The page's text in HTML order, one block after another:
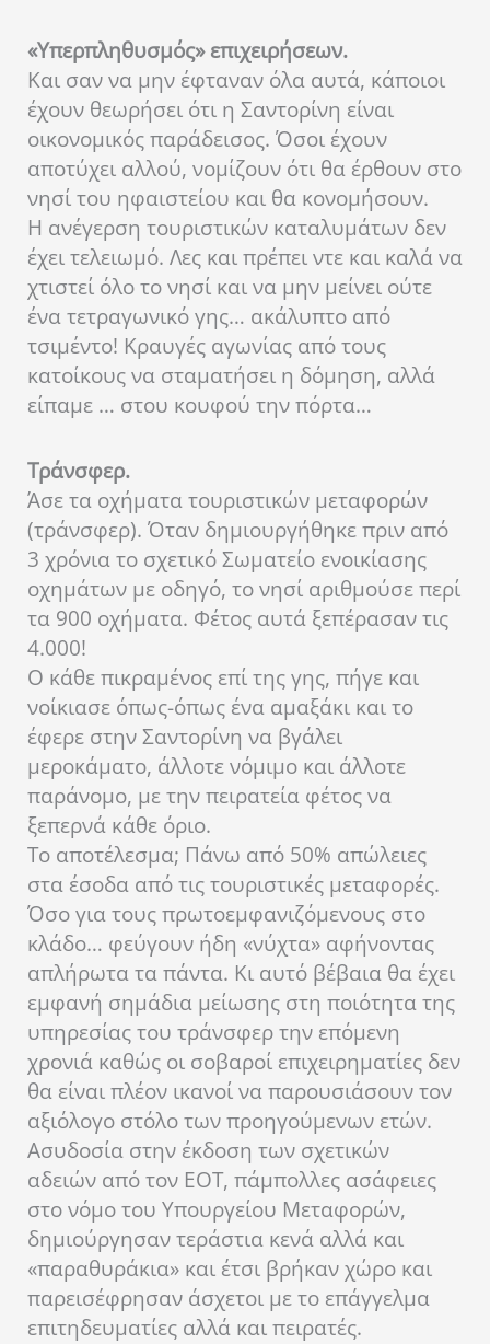
«Υπερπληθυσμός» επιχειρήσεων.
Και σαν να μην έφταναν όλα αυτά, κάποιοι
έχουν θεωρήσει ότι η Σαντορίνη είναι
οικονομικός παράδεισος. Όσοι έχουν
αποτύχει αλλού, νομίζουν ότι θα έρθουν στο
νησί του ηφαιστείου και θα κονομήσουν.
Η ανέγερση τουριστικών καταλυμάτων δεν
έχει τελειωμό. Λες και πρέπει ντε και καλά να
χτιστεί όλο το νησί και να μην μείνει ούτε
ένα τετραγωνικό γης… ακάλυπτο από
τσιμέντο! Κραυγές αγωνίας από τους
κατοίκους να σταματήσει η δόμηση, αλλά
είπαμε … στου κουφού την πόρτα…
Τράνσφερ.
Άσε τα οχήματα τουριστικών μεταφορών
(τράνσφερ). Όταν δημιουργήθηκε πριν από
3 χρόνια το σχετικό Σωματείο ενοικίασης
οχημάτων με οδηγό, το νησί αριθμούσε περί
τα 900 οχήματα. Φέτος αυτά ξεπέρασαν τις
4.000!
Ο κάθε πικραμένος επί της γης, πήγε και
νοίκιασε όπως-όπως ένα αμαξάκι και το
έφερε στην Σαντορίνη να βγάλει
μεροκάματο, άλλοτε νόμιμο και άλλοτε
παράνομο, με την πειρατεία φέτος να
ξεπερνά κάθε όριο.
Το αποτέλεσμα; Πάνω από 50% απώλειες
στα έσοδα από τις τουριστικές μεταφορές.
Όσο για τους πρωτοεμφανιζόμενους στο
κλάδο… φεύγουν ήδη «νύχτα» αφήνοντας
απλήρωτα τα πάντα. Κι αυτό βέβαια θα έχει
εμφανή σημάδια μείωσης στη ποιότητα της
υπηρεσίας του τράνσφερ την επόμενη
χρονιά καθώς οι σοβαροί επιχειρηματίες δεν
θα είναι πλέον ικανοί να παρουσιάσουν τον
αξιόλογο στόλο των προηγούμενων ετών.
Ασυδοσία στην έκδοση των σχετικών
αδειών από τον ΕΟΤ, πάμπολλες ασάφειες
στο νόμο του Υπουργείου Μεταφορών,
δημιούργησαν τεράστια κενά αλλά και
«παραθυράκια» και έτσι βρήκαν χώρο και
παρεισέφρησαν άσχετοι με το επάγγελμα
επιτηδευματίες αλλά και πειρατές.